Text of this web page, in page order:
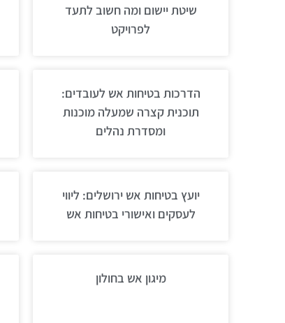
שיטת יישום ומה חשוב לתעד
לפרויקט
הדרכות בטיחות אש לעובדים:
תוכנית קצרה שמעלה מוכנות
ומסדרת נהלים
יועץ בטיחות אש ירושלים: ליווי
לעסקים ואישורי בטיחות אש
מיגון אש בחולון